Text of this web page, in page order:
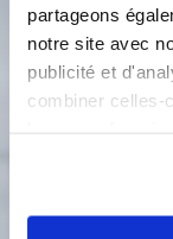
partageons
notre site avec
publicité et
combiner celles-
4
eau